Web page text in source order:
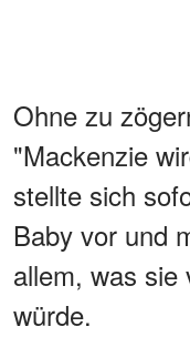
Ohne zu
"Mackenzie
stellte sich
Baby vor und
allem, was sie
würde.